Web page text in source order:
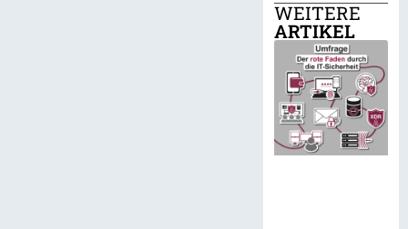
WEITERE
ARTIKEL